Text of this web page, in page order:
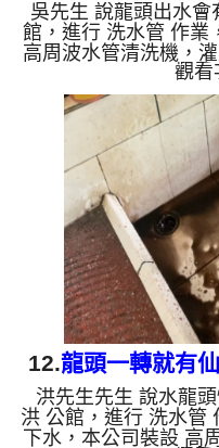
吳先生 說龍頭出水
館，進行 洗水管 作業
高周波水管清洗機，
分，開啟 水管清洗機
出髒水，突然變成棕
後，出水變乾淨出水
管老化，會產生鐵鏽
咖啡色，地下水含有
垢，洗出來的水會跟
水，是因為裡面有銅
色的水，是
觀看
12.龍頭一轉就有
洪先生先生 說水龍
洪 公館，進行 洗水管
下水，本公司裝設 高